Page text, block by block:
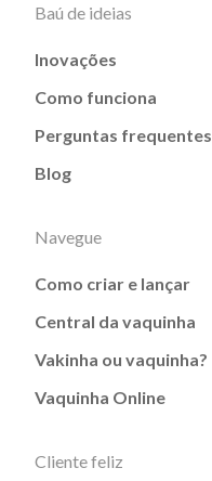
Baú de ideias
Inovações
Como funciona
Perguntas frequentes
Blog
Navegue
Como criar e lançar
Central da vaquinha
Vakinha ou vaquinha?
Vaquinha Online
Cliente feliz